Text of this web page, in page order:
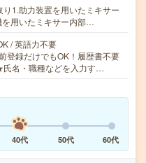
1.助力装置を用いたミキサー
用いたミキサー内部…
/ 英語力不要
登録だけでもOK！履歴書不要
名・職種などを入力す…
40代 50代 60代